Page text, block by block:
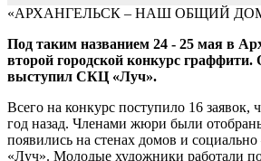
«АРХАНГЕЛЬСК – НАШ ОБЩИЙ
Под таким названием 24 - 25 мая в
второй городской конкурс граффити.
выступил СКЦ «Луч».
Всего на конкурс поступило 16 заявок,
год назад. Членами жюри были
появились на стенах домов и социально
«Луч». Молодые художники работали